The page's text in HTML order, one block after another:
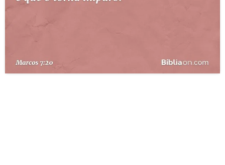
ESBOÇOS DE PREGAÇÃO
PERGUNTE À BÍBLIA